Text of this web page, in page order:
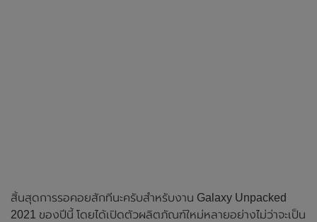
สิ้นสุดการรอคอยสักทีนะครับสำหรับงาน Galaxy Unpacked
2021 ของปีนี้ โดยได้เปิดตัวผลิตภัณฑ์ใหม่หลายอย่างไม่ว่าจะเป็น